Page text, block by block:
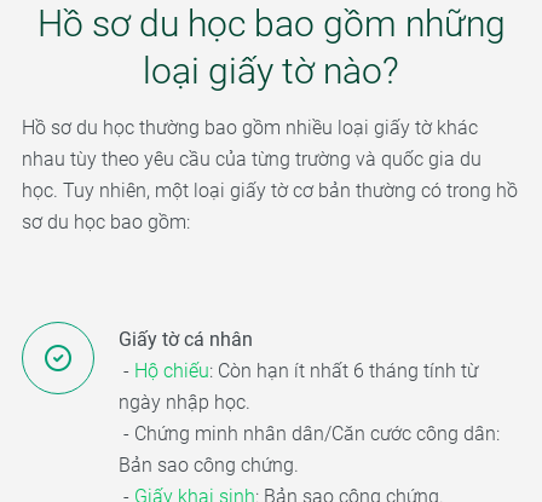
Hồ sơ du học bao gồm những
loại giấy tờ nào?
Hồ sơ du học thường bao gồm nhiều loại giấy tờ khác
nhau tùy theo yêu cầu của từng trường và quốc gia du
học. Tuy nhiên, một loại giấy tờ cơ bản thường có trong hồ
sơ du học bao gồm:
Giấy tờ cá nhân
- Hộ chiếu: Còn hạn ít nhất 6 tháng tính từ
ngày nhập học.
- Chứng minh nhân dân/Căn cước công dân:
Bản sao công chứng.
- Giấy khai sinh: Bản sao công chứng.